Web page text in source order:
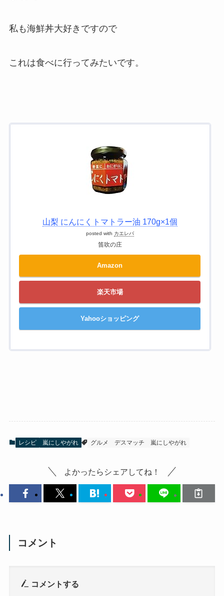
私も海鮮丼大好きですので
これは食べに行ってみたいです。
山梨 にんにくトマトラー油 170g×1個
posted with カエレバ
笛吹の庄
Amazon
楽天市場
Yahooショッピング
レシピ 嵐にしやがれ グルメ デスマッチ 嵐にしやがれ
よかったらシェアしてね！
コメント
コメントする